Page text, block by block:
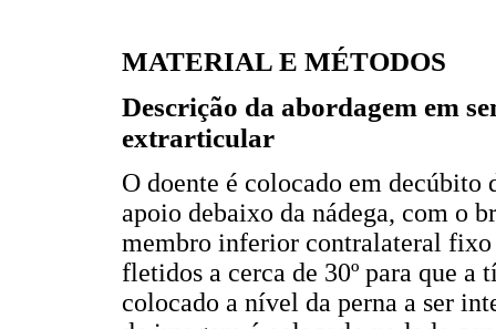
MATERIAL E MÉTODOS
Descrição da abordagem em
extrarticular
O doente é colocado em decúbito
apoio debaixo da nádega, com o
membro inferior contralateral fixo
fletidos a cerca de 30º para que
colocado a nível da perna a ser